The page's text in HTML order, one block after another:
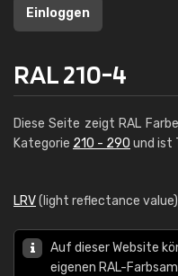
Einloggen
RAL 210-4
Diese Seite zeigt RAL Farbe
Kategorie 210 - 290 und ist
LRV(light reflectance
Auf dieser Website
eigenen RAL-